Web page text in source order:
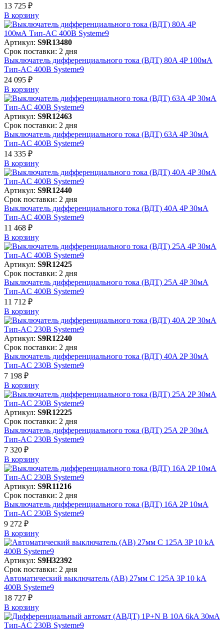
13 725 ₽
В корзинy
Артикул: S9R13480
Срок поставки: 2 дня
Выключатель дифференциального тока (ВДТ) 80A 4P 100мА
Тип-AC 400В Systeme9
24 095 ₽
В корзинy
Артикул: S9R12463
Срок поставки: 2 дня
Выключатель дифференциального тока (ВДТ) 63A 4P 30мА
Тип-AC 400В Systeme9
14 335 ₽
В корзинy
Артикул: S9R12440
Срок поставки: 2 дня
Выключатель дифференциального тока (ВДТ) 40A 4P 30мА
Тип-AC 400В Systeme9
11 468 ₽
В корзинy
Артикул: S9R12425
Срок поставки: 2 дня
Выключатель дифференциального тока (ВДТ) 25A 4P 30мА
Тип-AC 400В Systeme9
11 712 ₽
В корзинy
Артикул: S9R12240
Срок поставки: 2 дня
Выключатель дифференциального тока (ВДТ) 40A 2P 30мА
Тип-AC 230В Systeme9
7 198 ₽
В корзинy
Артикул: S9R12225
Срок поставки: 2 дня
Выключатель дифференциального тока (ВДТ) 25A 2P 30мА
Тип-AC 230В Systeme9
7 320 ₽
В корзинy
Артикул: S9R11216
Срок поставки: 2 дня
Выключатель дифференциального тока (ВДТ) 16A 2P 10мА
Тип-AC 230В Systeme9
9 272 ₽
В корзинy
Артикул: S9H32392
Срок поставки: 2 дня
Автоматический выключатель (АВ) 27мм C 125A 3P 10 kA
400В Systeme9
18 727 ₽
В корзинy